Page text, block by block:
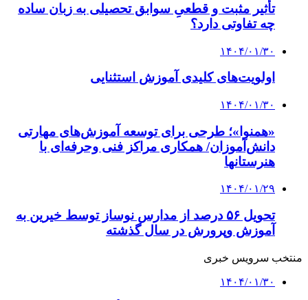
تأثیر مثبت و قطعیِ سوابق تحصیلی به زبان ساده
چه تفاوتی دارد؟
۱۴۰۴/۰۱/۳۰
اولویت‌های کلیدی آموزش استثنایی
۱۴۰۴/۰۱/۳۰
«همنوا»؛ طرحی برای توسعه آموزش‌های مهارتی
دانش‌آموزان/ همکاری‌ مراکز فنی وحرفه‌ای با
هنرستانها
۱۴۰۴/۰۱/۲۹
تحویل ۵۶ درصد از مدارس نوساز توسط خیرین به
آموزش وپرورش در سال گذشته
منتخب سرویس خبری
۱۴۰۴/۰۱/۳۰